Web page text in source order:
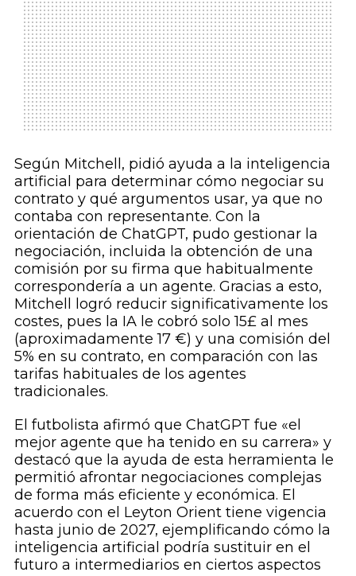
Según Mitchell, pidió ayuda a la inteligencia
artificial para determinar cómo negociar su
contrato y qué argumentos usar, ya que no
contaba con representante. Con la
orientación de ChatGPT, pudo gestionar la
negociación, incluida la obtención de una
comisión por su firma que habitualmente
correspondería a un agente. Gracias a esto,
Mitchell logró reducir significativamente los
costes, pues la IA le cobró solo 15£ al mes
(aproximadamente 17 €) y una comisión del
5% en su contrato, en comparación con las
tarifas habituales de los agentes
tradicionales.
El futbolista afirmó que ChatGPT fue «el
mejor agente que ha tenido en su carrera» y
destacó que la ayuda de esta herramienta le
permitió afrontar negociaciones complejas
de forma más eficiente y económica. El
acuerdo con el Leyton Orient tiene vigencia
hasta junio de 2027, ejemplificando cómo la
inteligencia artificial podría sustituir en el
futuro a intermediarios en ciertos aspectos